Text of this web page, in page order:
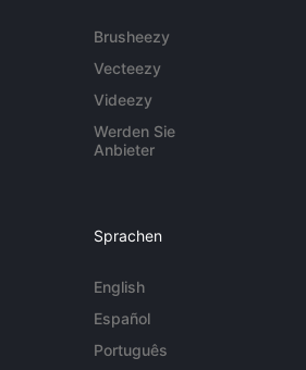
Brusheezy
Vecteezy
Videezy
Werden Sie
Anbieter
Sprachen
English
Español
Português